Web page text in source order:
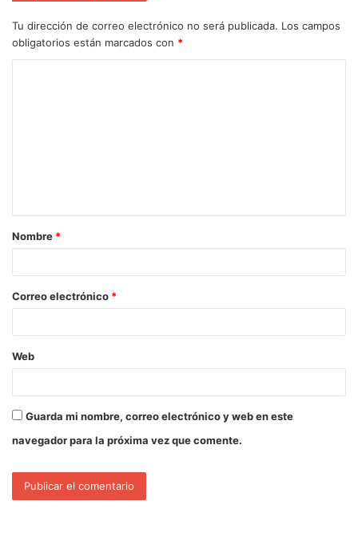
Tu dirección de correo electrónico no será publicada. Los campos
obligatorios están marcados con *
Nombre *
Correo electrónico *
Web
Guarda mi nombre, correo electrónico y web en este
navegador para la próxima vez que comente.